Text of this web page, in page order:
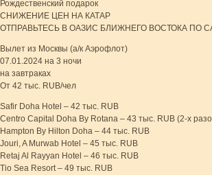
Рождественский подарок
СНИЖЕНИЕ ЦЕН НА КАТАР
ОТПРАВЬТЕСЬ В ОАЗИС БЛИЖНЕГО ВОСТОКА ПО
Вылет из Москвы (а/к Аэрофлот)
07.01.2024 на 3 ночи
на завтраках
От 42 тыс. RUB/чел
Safir Doha Hotel – 42 тыс. RUB
Centro Capital Doha By Rotana – 43 тыс. RUB (2-х
Hampton By Hilton Doha – 44 тыс. RUB
Jouri, A Murwab Hotel – 45 тыс. RUB
Retaj Al Rayyan Hotel – 46 тыс. RUB
Tio Sea Resort – 49 тыс. RUB